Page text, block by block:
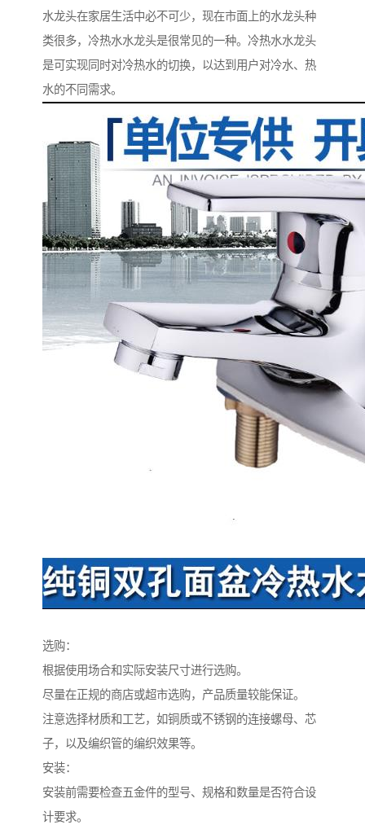
水龙头在家居生活中必不可少，现在市面上的水龙头种
类很多，冷热水水龙头是很常见的一种。冷热水水龙头
是可实现同时对冷热水的切换，以达到用户对冷水、热
水的不同需求。
选购：
根据使用场合和实际安装尺寸进行选购。
尽量在正规的商店或超市选购，产品质量较能保证。
注意选择材质和工艺，如铜质或不锈钢的连接螺母、芯
子，以及编织管的编织效果等。
安装：
安装前需要检查五金件的型号、规格和数量是否符合设
计要求。